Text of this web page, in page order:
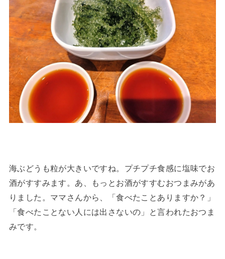
海ぶどうも粒が大きいですね。プチプチ食感に塩味でお
酒がすすみます。あ、もっとお酒がすすむおつまみがあ
りました。ママさんから、「食べたことありますか？」
「食べたことない人には出さないの」と言われたおつま
みです。